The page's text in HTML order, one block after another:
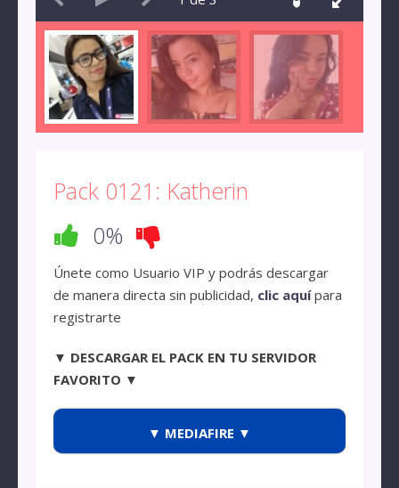
Pack 0121: Katherin
0%
Únete como Usuario VIP y podrás descargar
de manera directa sin publicidad, clic aquípara
registrarte
▼ DESCARGAR EL PACK EN TU SERVIDOR
FAVORITO ▼
▼ MEDIAFIRE ▼